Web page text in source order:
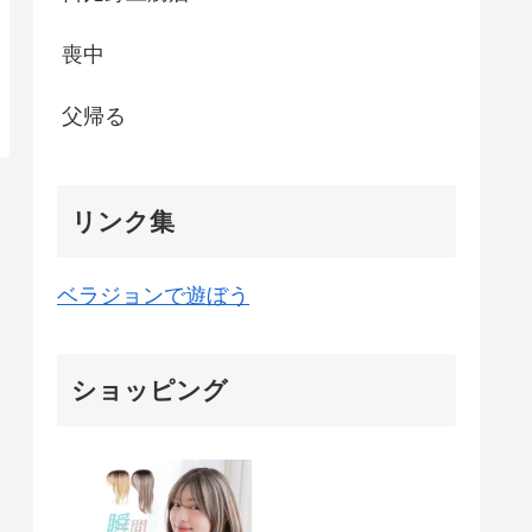
喪中
父帰る
リンク集
ベラジョンで遊ぼう
ショッピング